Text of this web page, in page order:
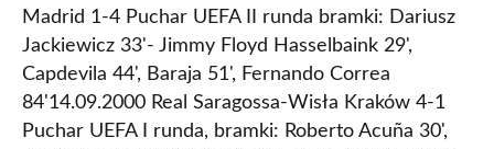
Madrid 1-4 Puchar UEFA II runda bramki: Dariusz
Jackiewicz 33'- Jimmy Floyd Hasselbaink 29',
Capdevila 44', Baraja 51', Fernando Correa
84'14.09.2000 Real Saragossa-Wisła Kraków 4-1
Puchar UEFA I runda, bramki: Roberto Acuña 30',